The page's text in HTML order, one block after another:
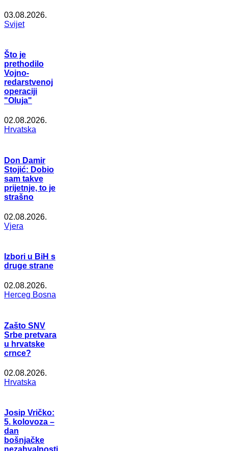
03.08.2026.
Svijet
Što je
prethodilo
Vojno-
redarstvenoj
operaciji
"Oluja"
02.08.2026.
Hrvatska
Don Damir
Stojić: Dobio
sam takve
prijetnje, to je
strašno
02.08.2026.
Vjera
Izbori u BiH s
druge strane
02.08.2026.
Herceg Bosna
Zašto SNV
Srbe pretvara
u hrvatske
crnce?
02.08.2026.
Hrvatska
Josip Vričko:
5. kolovoza –
dan
bošnjačke